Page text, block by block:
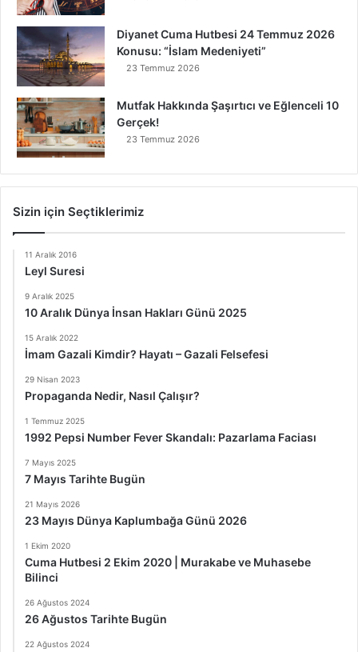
Diyanet Cuma Hutbesi 24 Temmuz 2026
Konusu: “İslam Medeniyeti”
23 Temmuz 2026
Mutfak Hakkında Şaşırtıcı ve Eğlenceli 10
Gerçek!
23 Temmuz 2026
Sizin için Seçtiklerimiz
11 Aralık 2016
Leyl Suresi
9 Aralık 2025
10 Aralık Dünya İnsan Hakları Günü 2025
15 Aralık 2022
İmam Gazali Kimdir? Hayatı – Gazali Felsefesi
29 Nisan 2023
Propaganda Nedir, Nasıl Çalışır?
1 Temmuz 2025
1992 Pepsi Number Fever Skandalı: Pazarlama Faciası
7 Mayıs 2025
7 Mayıs Tarihte Bugün
21 Mayıs 2026
23 Mayıs Dünya Kaplumbağa Günü 2026
1 Ekim 2020
Cuma Hutbesi 2 Ekim 2020 | Murakabe ve Muhasebe
Bilinci
26 Ağustos 2024
26 Ağustos Tarihte Bugün
22 Ağustos 2024